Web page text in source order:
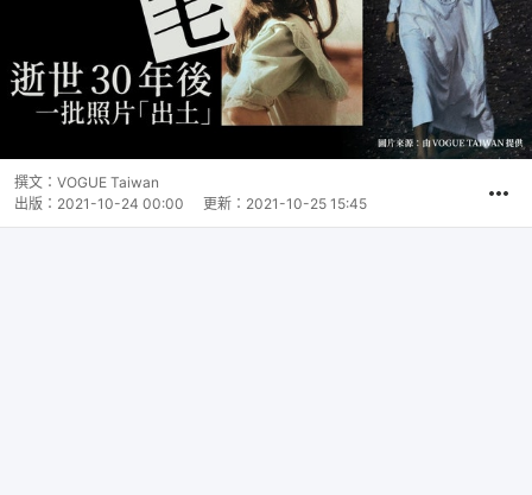
撰文： VOGUE Taiwan
出版： 2021-10-24 00:00 更新： 2021-10-25 15:45